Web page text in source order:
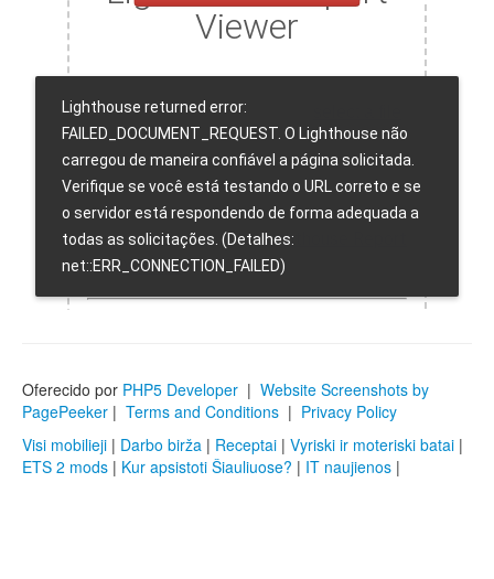
Oferecido por PHP5 Developer | Website Screenshots by
PagePeeker | Terms and Conditions | Privacy Policy
Visi mobilieji | Darbo birža | Receptai | Vyriski ir moteriski batai |
ETS 2 mods | Kur apsistoti Šiauliuose? | IT naujienos |